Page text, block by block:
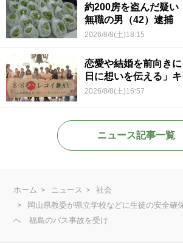
約200房を盗んだ疑
無職の男（42）逮捕
2026/8/8(土)18:15
恋愛や結婚を前向き
日に想いを伝える」
2026/8/8(土)16:57
ニュース記事一覧
ホーム ニュース
社会
岡山県教委が県立学校などに生徒の安全確
へ 福島のバス事故を受け